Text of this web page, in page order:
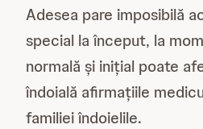
Adesea pare imposibilă
special la început, la
normală și inițial poate
îndoială afirmațiile
familiei îndoielile.